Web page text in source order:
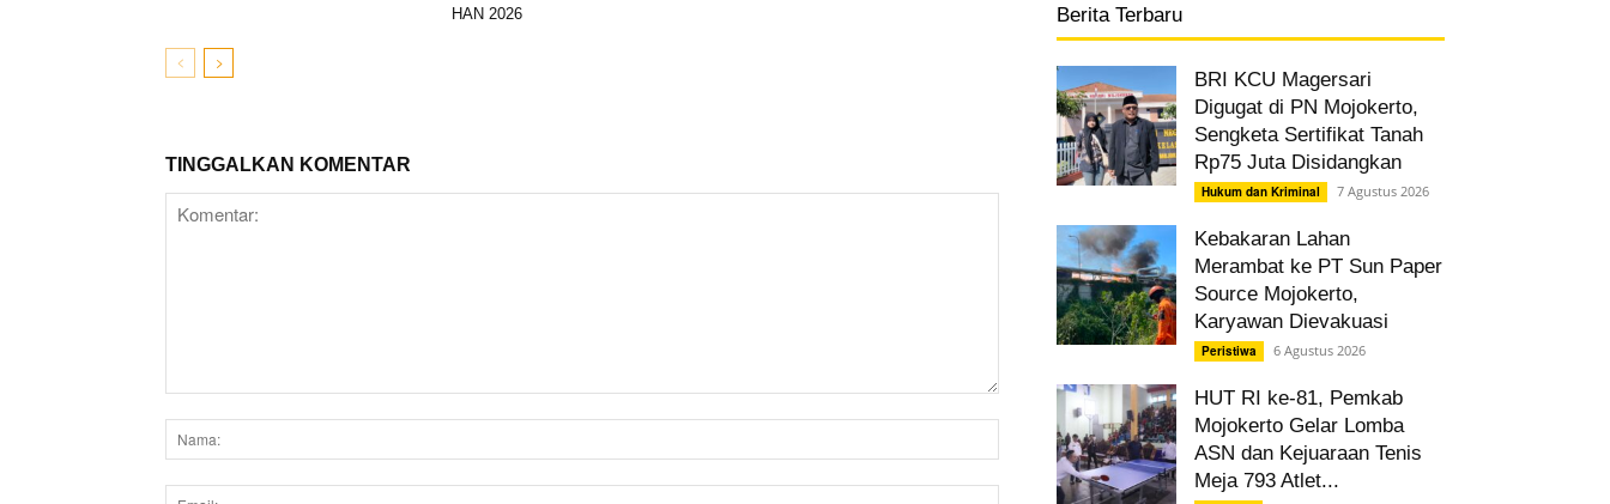
HAN 2026
TINGGALKAN KOMENTAR
Berita Terbaru
BRI KCU Magersari
Digugat di PN Mojokerto,
Sengketa Sertifikat Tanah
Rp75 Juta Disidangkan
Hukum dan Kriminal 7 Agustus 2026
Kebakaran Lahan
Merambat ke PT Sun Paper
Source Mojokerto,
Karyawan Dievakuasi
Peristiwa 6 Agustus 2026
HUT RI ke-81, Pemkab
Mojokerto Gelar Lomba
ASN dan Kejuaraan Tenis
Meja 793 Atlet...